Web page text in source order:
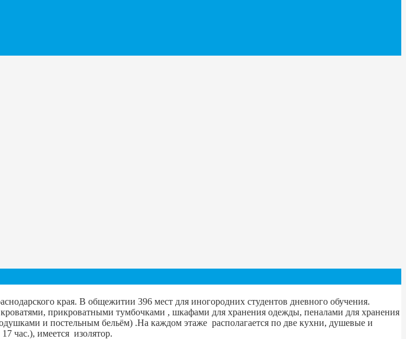
края. В общежитии 396 мест для иногородних студентов дневного обучения.
прикроватными тумбочками , шкафами для хранения одежды, пеналами для хранения
и постельным бельём) .На каждом этаже располагается по две кухни, душевые и
час.), имеется изолятор.